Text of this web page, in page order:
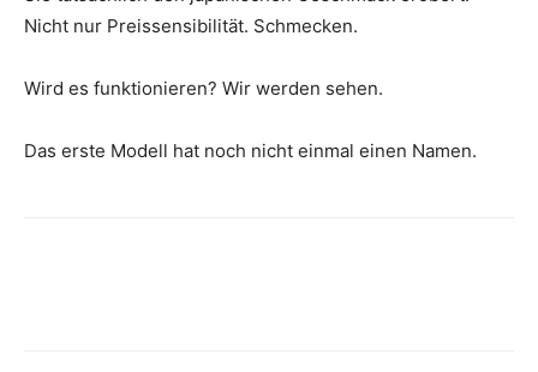
Nicht nur Preissensibilität. Schmecken.
Wird es funktionieren? Wir werden sehen.
Das erste Modell hat noch nicht einmal einen Namen.